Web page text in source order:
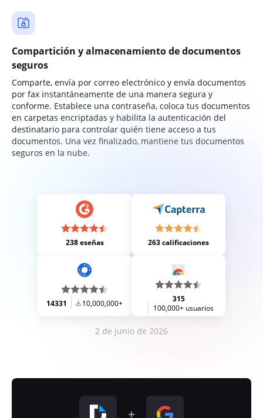
Compartición y almacenamiento de documentos
seguros
Comparte, envía por correo electrónico y envía documentos
por fax instantáneamente de una manera segura y
conforme. Establece una contraseña, coloca tus documentos
en carpetas encriptadas y habilita la autenticación del
destinatario para controlar quién tiene acceso a tus
documentos. Una vez finalizado, mantiene tus documentos
seguros en la nube.
238 eseñas 263 calificaciones
14331 10,000,000+
315
100,000+ usuarios
2 de junio de 2026